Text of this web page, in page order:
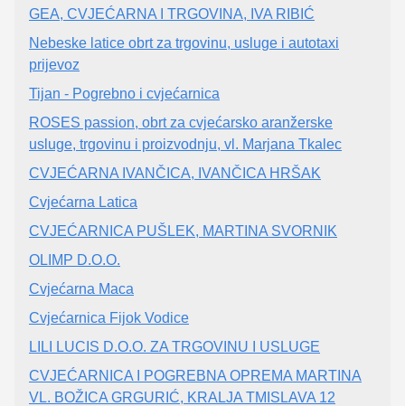
GEA, CVJEĆARNA I TRGOVINA, IVA RIBIĆ
Nebeske latice obrt za trgovinu, usluge i autotaxi
prijevoz
Tijan - Pogrebno i cvjećarnica
ROSES passion, obrt za cvjećarsko aranžerske
usluge, trgovinu i proizvodnju, vl. Marjana Tkalec
CVJEĆARNA IVANČICA, IVANČICA HRŠAK
Cvjećarna Latica
CVJEĆARNICA PUŠLEK, MARTINA SVORNIK
OLIMP D.O.O.
Cvjećarna Maca
Cvjećarnica Fijok Vodice
LILI LUCIS D.O.O. ZA TRGOVINU I USLUGE
CVJEĆARNICA I POGREBNA OPREMA MARTINA
VL. BOŽICA GRGURIĆ, KRALJA TMISLAVA 12